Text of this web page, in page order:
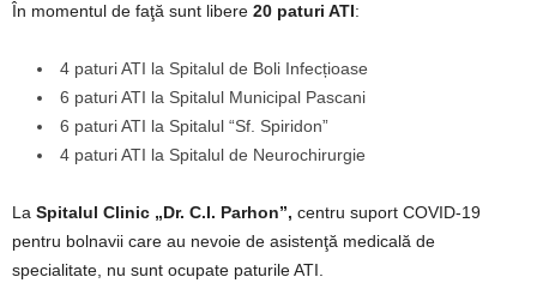
În momentul de faţă sunt libere 20 paturi ATI:
4 paturi ATI la Spitalul de Boli Infecțioase
6 paturi ATI la Spitalul Municipal Pascani
6 paturi ATI la Spitalul “Sf. Spiridon”
4 paturi ATI la Spitalul de Neurochirurgie
La Spitalul Clinic „Dr. C.I. Parhon”, centru suport COVID-19
pentru bolnavii care au nevoie de asistenţă medicală de
specialitate, nu sunt ocupate paturile ATI.